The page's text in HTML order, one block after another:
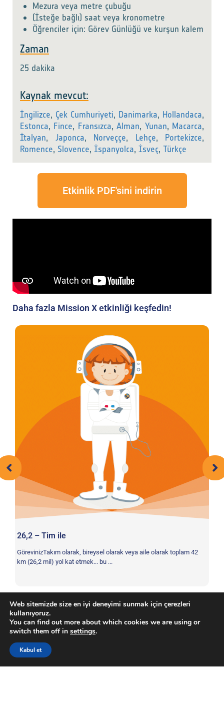
Mezura veya metre çubuğu
(İsteğe bağlı) saat veya kronometre
Öğrenciler için: Görev Günlüğü ve kurşun kalem
Zaman
25 dakika
Kaynak mevcut:
İngilizce, Çek Cumhuriyeti, Danimarka, Hollandaca,
Estonca, Fince, Fransızca,Alman, Yunan, Macarca,
İtalyan, Japonca, Norveççe, Lehçe, Portekizce,
Romence, Slovence, İspanyolca, İsveç, Türkçe
Etkinlik PDF'sini indirin
Daha fazla Mission X etkinliği keşfedin!
26,2 – Tim ile
GörevinizTakım olarak, bireysel olarak veya aile olarak toplam 42
km (26,2 mil) yol kat etmek... bu ...
Web sitemizde size en iyi deneyimi sunmak için çerezleri
kullanıyoruz.
You can find out more about which cookies we are using or
switch them off in settings.
Kabul et